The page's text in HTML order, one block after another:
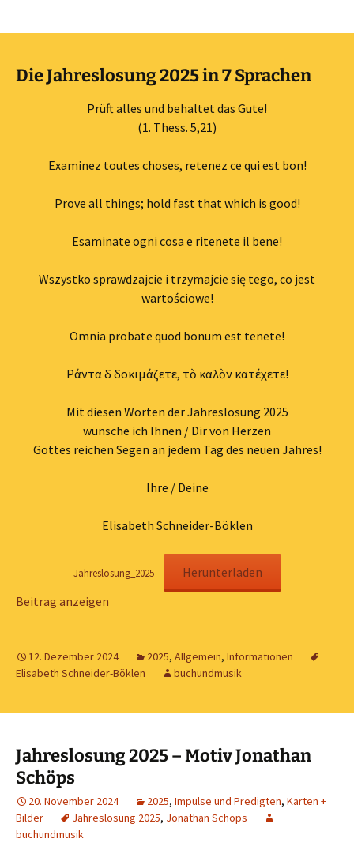
Die Jahreslosung 2025 in 7 Sprachen
Prüft alles und behaltet das Gute!
(1. Thess. 5,21)
Examinez toutes choses, retenez ce qui est bon!
Prove all things; hold fast that which is good!
Esaminate ogni cosa e ritenete il bene!
Wszystko sprawdzajcie i trzymajcie się tego, co jest
wartościowe!
Omnia probate quod bonum est tenete!
Pάντα δὲ δοκιμάζετε, τὸ καλὸν κατέχετε!
Mit diesen Worten der Jahreslosung 2025
wünsche ich Ihnen / Dir von Herzen
Gottes reichen Segen an jedem Tag des neuen Jahres!
Ihre / Deine
Elisabeth Schneider-Böklen
Jahreslosung_2025
Herunterladen
Beitrag anzeigen
12. Dezember 2024 2025, Allgemein, Informationen
Elisabeth Schneider-Böklen
buchundmusik
Jahreslosung 2025 – Motiv Jonathan
Schöps
20. November 2024 2025, Impulse und Predigten, Karten +
Bilder
Jahreslosung 2025, Jonathan Schöps
buchundmusik